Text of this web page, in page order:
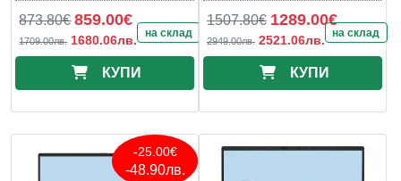
873.80€ 859.00€
1709.00лв. 1680.06лв. на склад
КУПИ
1507.80€ 1289.00€
2949.00лв. 2521.06лв. на склад
КУПИ
-25.00€
-48.90лв.